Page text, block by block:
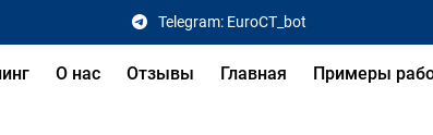
Telegram: EuroCT_bot
О нас Отзывы Главная Примеры